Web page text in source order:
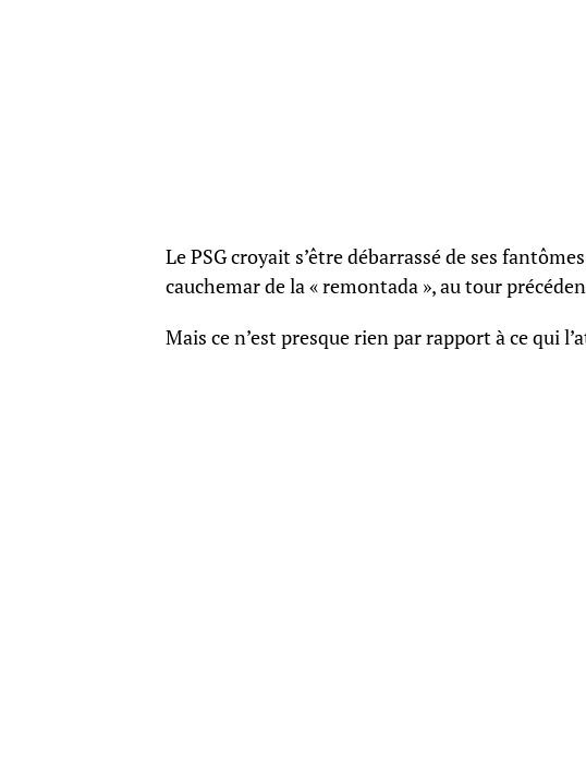
Le PSG croyait s’être débarrassé de ses
cauchemar de la « remontada », au tour
Mais ce n’est presque rien par rapport à ce qui